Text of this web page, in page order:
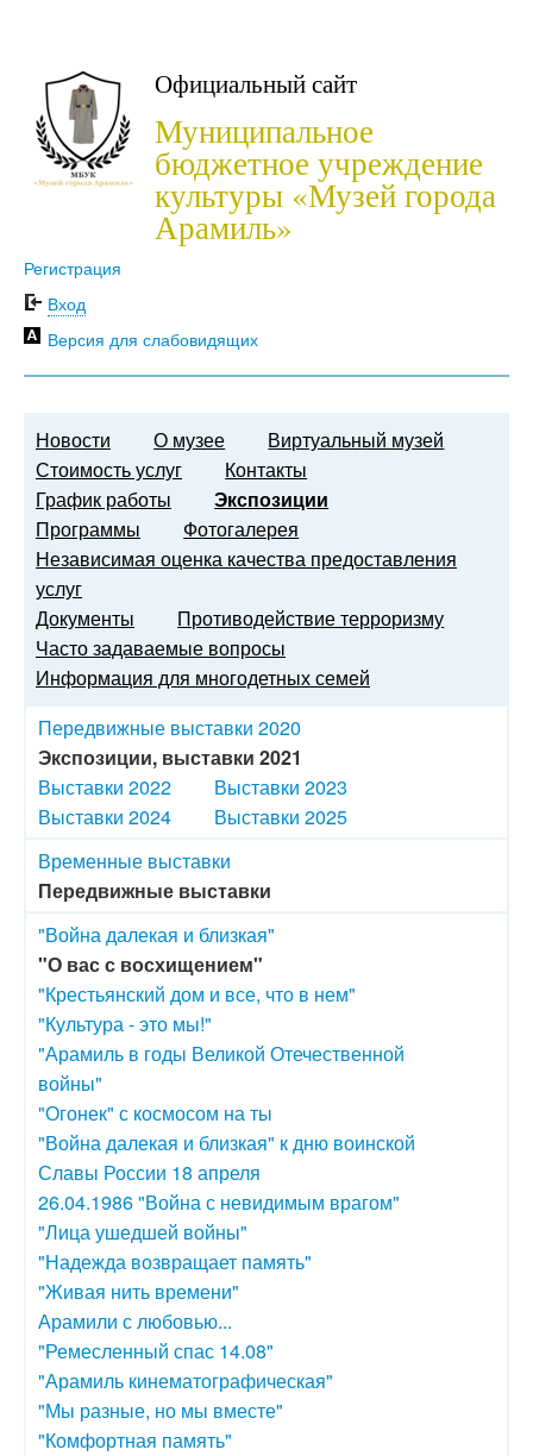
Официальный сайт
Муниципальное
бюджетное учреждение
культуры «Музей города
Арамиль»
Регистрация
Вход
Версия для слабовидящих
Новости О музее
Виртуальный музей
Стоимость услуг
Контакты
График работы
Экспозиции
Программы
Фотогалерея
Независимая оценка качества предоставления
услуг
Документы
Противодействие терроризму
Часто задаваемые вопросы
Информация для многодетных семей
Передвижные выставки 2020
Экспозиции, выставки 2021
Выставки 2022
Выставки 2023
Выставки 2024
Выставки 2025
Временные выставки
Передвижные выставки
"Война далекая и близкая"
"О вас с восхищением"
"Крестьянский дом и все, что в нем"
"Культура - это мы!"
"Арамиль в годы Великой Отечественной
войны"
"Огонек" с космосом на ты
"Война далекая и близкая" к дню воинской
Славы России 18 апреля
26.04.1986 "Война с невидимым врагом"
"Лица ушедшей войны"
"Надежда возвращает память"
"Живая нить времени"
Арамили с любовью...
"Ремесленный спас 14.08"
"Арамиль кинематографическая"
"Мы разные, но мы вместе"
"Комфортная память"